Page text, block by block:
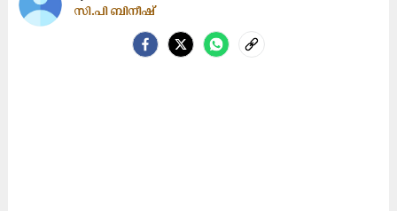
സി.പി ബിനീഷ്